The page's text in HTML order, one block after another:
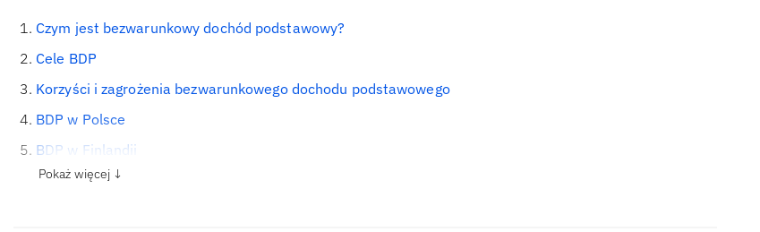
Czym jest bezwarunkowy dochód podstawowy?
Cele BDP
Korzyści i zagrożenia bezwarunkowego dochodu podstawowego
BDP w Polsce
BDP w Finlandii
Pokaż więcej ↓